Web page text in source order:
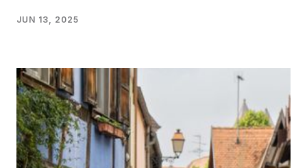
JUN 13, 2025